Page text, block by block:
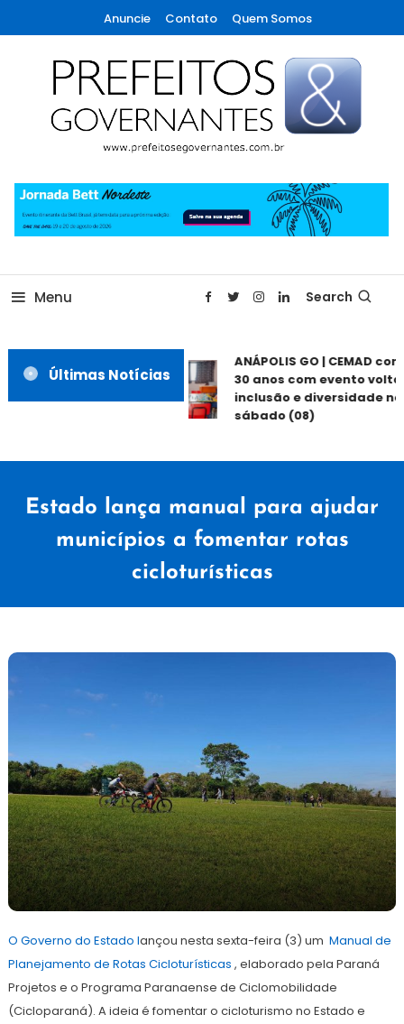
To
Content
Anuncie Contato Quem Somos
Prefeitos & Governantes
Menu Search
Últimas Notícias
ANÁPOLIS GO | CEMAD
30 anos com evento
inclusão e diversidade
sábado (08)
Estado lança manual para ajudar
municípios a fomentar rotas
cicloturísticas
7
junho
de
Redação
O Governo do Estado lançou nesta sexta-feira (3) um Manual de
Planejamento de Rotas Cicloturísticas , elaborado pela Paraná
Projetos e o Programa Paranaense de Ciclomobilidade
(Cicloparaná). A ideia é fomentar o cicloturismo no Estado e